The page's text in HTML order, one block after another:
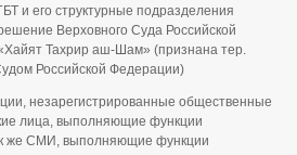
и его структурные подразделения
Верховного Суда Российской
Тахрир аш-Шам» (признана тер.
Российской Федерации)
незарегистрированные общественные
лица, выполняющие функции
же СМИ, выполняющие функции